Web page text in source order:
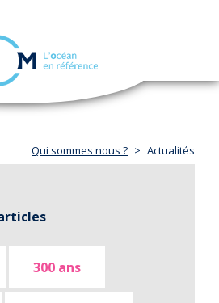
navigation
Qui sommes nous ? Actualités
300 ans